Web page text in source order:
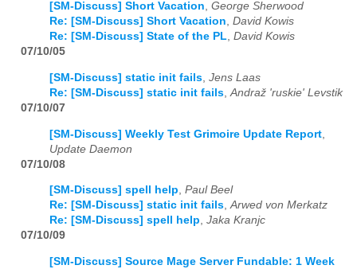
[SM-Discuss] Short Vacation, George Sherwood
Re: [SM-Discuss] Short Vacation, David Kowis
Re: [SM-Discuss] State of the PL, David Kowis
07/10/05
[SM-Discuss] static init fails Jens Laas
Re: [SM-Discuss] static init fails Andraž 'ruskie' Levstik
07/10/07
[SM-Discuss] Weekly Test Grimoire Update Report
Update Daemon
07/10/08
[SM-Discuss] spell help, Paul Beel
Re: [SM-Discuss] static init fails,Arwed von Merkatz
Re: [SM-Discuss] spell help, Jaka Kranjc
07/10/09
[SM-Discuss] Source Mage Server Fundable: 1 Week